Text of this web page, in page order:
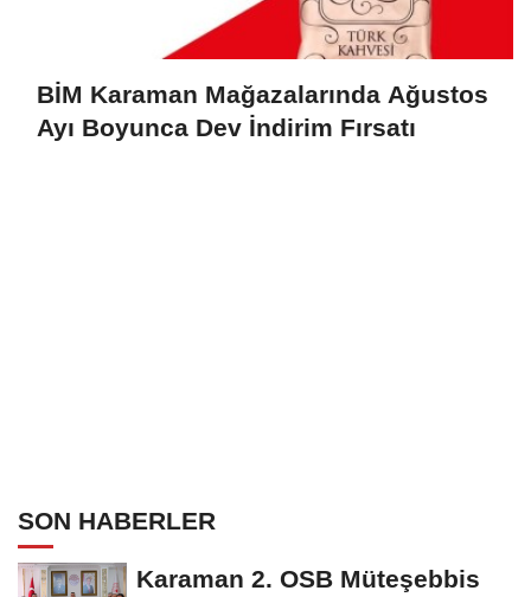
BİM Karaman Mağazalarında Ağustos
Ayı Boyunca Dev İndirim Fırsatı
SON HABERLER
Karaman 2. OSB Müteşebbis